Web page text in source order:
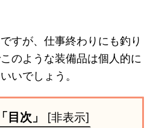
すが、仕事終わりにも釣り
のような装備品は個人的に
いでしょう。
目次」 [非表示]